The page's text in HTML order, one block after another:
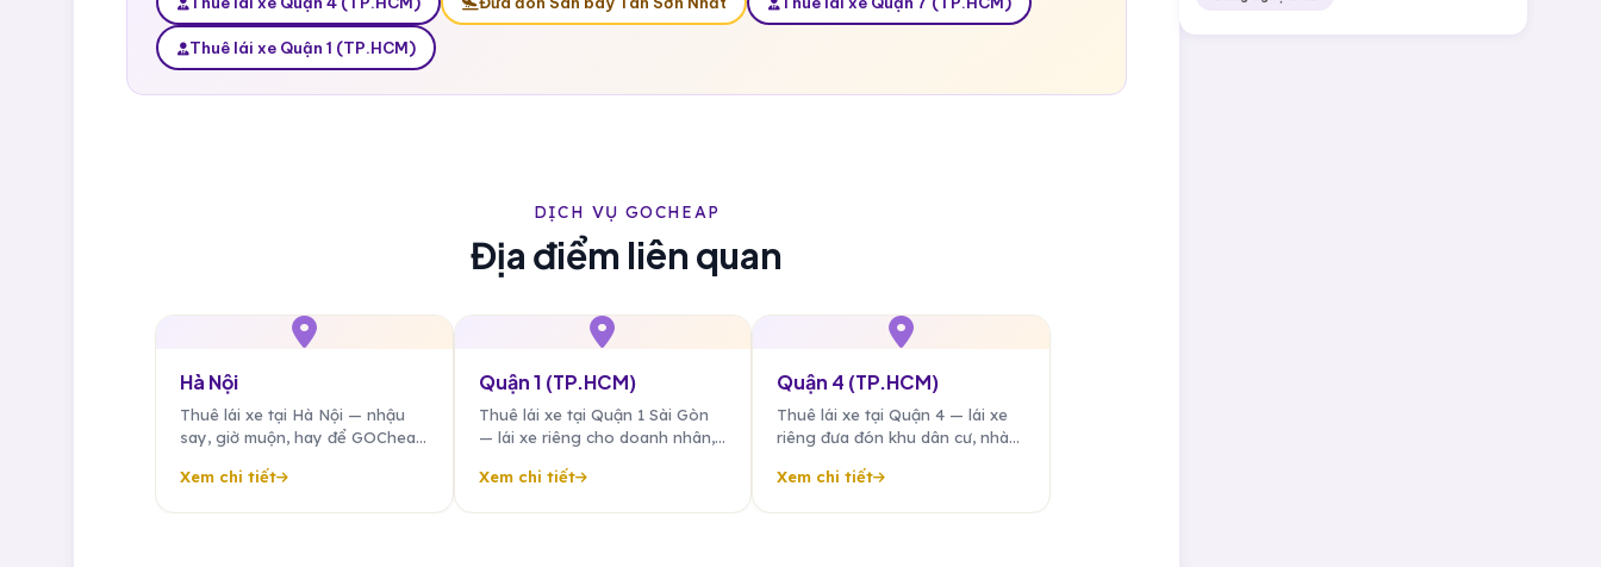
Thuê lái xe Quận 1 (TP.HCM)
DỊCH VỤ GOCHEAP
Địa điểm liên quan
Hà Nội
Thuê lái xe tại Hà Nội — nhậu
say, giờ muộn, hay để GOCheap
đưa đón công tác, sân bay, sự
Xem chi tiết
Quận 1 (TP.HCM)
Thuê lái xe tại Quận 1 Sài Gòn
— lái xe riêng cho doanh nhân,
tế tại CBD Quận 1.
Xem chi tiết
Quận 4 (TP.HCM)
Thuê lái xe tại Quận 4 — lái xe
riêng đưa đón khu dân cư, nhà
Quận 1.
Xem chi tiết